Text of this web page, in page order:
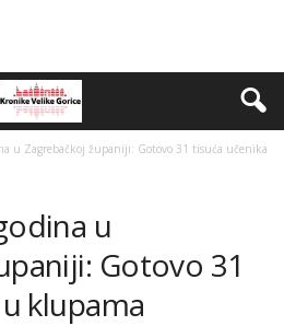
u Zagrebačkoj županiji: Gotovo 31 tisuća učenika
u
Gotovo 31
klupama